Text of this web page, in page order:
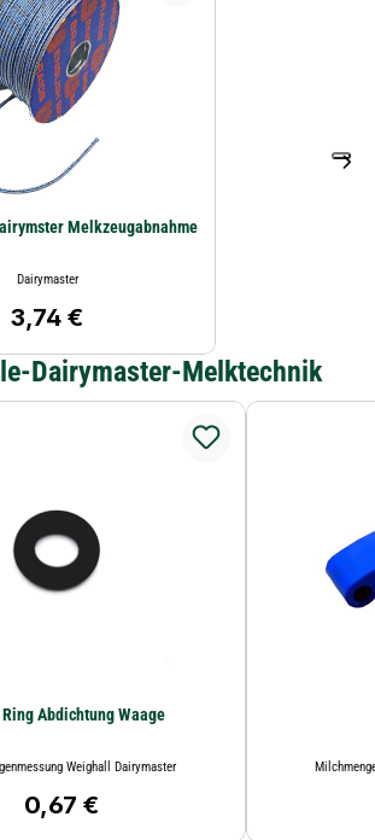
Melkzeugabnahme
Dairymaster
Regulärer Preis:
3,74 €
Dairymaster-Melktechnik
Ring Abdichtung Waage
Weighall Dairymaster
Regulärer Preis:
0,67 €